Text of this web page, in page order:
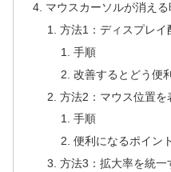
マウスカーソルが消え
方法1：ディスプレイ
手順
改善するとどう便
方法2：マウス位置を
手順
便利になるポイント
方法3：拡大率を統一